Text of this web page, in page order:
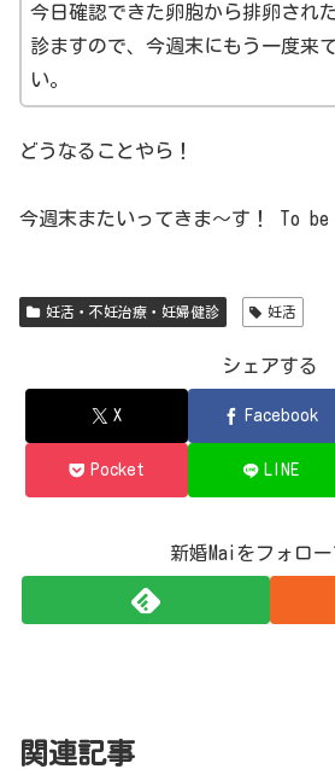
今日確認できた卵胞から排卵され
診ますので、今週末にもう一度来
い。
どうなることやら！
今週末またいってきま～す！ To
妊活・不妊治療・妊婦健診 妊活
シェアする
X Facebook
Pocket LINE
新婚Maiをフォロ
関連記事